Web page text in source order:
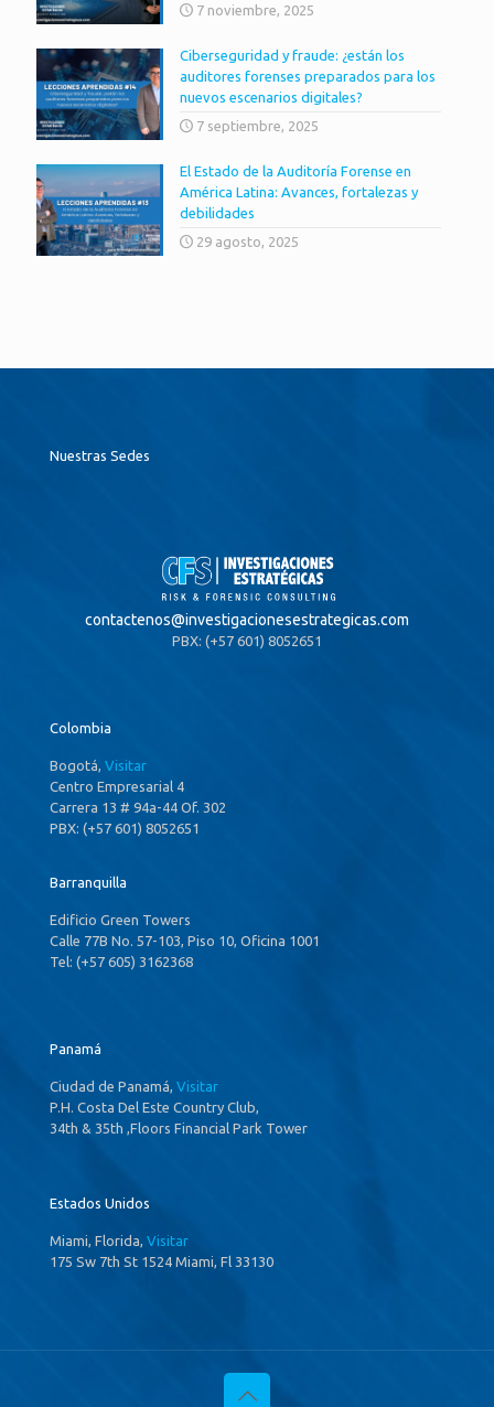
7 noviembre, 2025
Ciberseguridad y fraude: ¿están los
auditores forenses preparados para los
nuevos escenarios digitales?
7 septiembre, 2025
El Estado de la Auditoría Forense en
América Latina: Avances, fortalezas y
debilidades
29 agosto, 2025
Nuestras Sedes
contactenos@investigacionesestrategicas.com
PBX: (+57 601) 8052651
Colombia
Bogotá, Visitar
Centro Empresarial 4
Carrera 13 # 94a-44 Of. 302
PBX: (+57 601) 8052651
Barranquilla
Edificio Green Towers
Calle 77B No. 57-103, Piso 10, Oficina 1001
Tel: (+57 605) 3162368
Panamá
Ciudad de Panamá, Visitar
P.H. Costa Del Este Country Club,
34th & 35th ,Floors Financial Park Tower
Estados Unidos
Miami, Florida, Visitar
175 Sw 7th St 1524 Miami, Fl 33130